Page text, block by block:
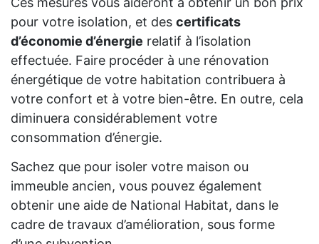
pour votre isolation, et des certificats
d’économie d’énergie relatif à l’isolation
effectuée. Faire procéder à une rénovation
énergétique de votre habitation contribuera à
votre confort et à votre bien-être. En outre, cela
diminuera considérablement votre
consommation d’énergie.
Sachez que pour isoler votre maison ou
immeuble ancien, vous pouvez également
obtenir une aide de National Habitat, dans le
cadre de travaux d’amélioration, sous forme